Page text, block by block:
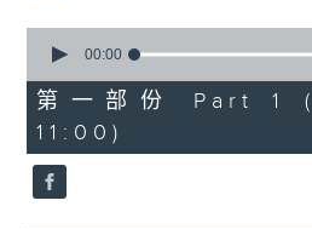
1200-1300
《香江私房菜》
seconds
56
minutes,
10
seconds
00:00
第一部份 Part 1
11:00)